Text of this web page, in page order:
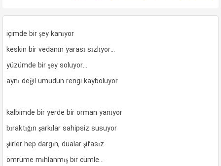
içimde bir şey kanıyor
keskin bir vedanın yarası sızlıyor…
yüzümde bir şey soluyor…
aynı değil umudun rengi kayboluyor
kalbimde bir yerde bir orman yanıyor
bıraktığın şarkılar sahipsiz susuyor
şiirler hep dargın, dualar şifasız
ömrüme mıhlanmış bir cümle…